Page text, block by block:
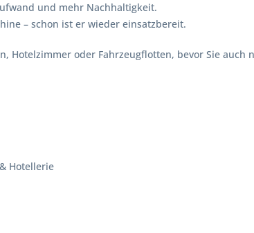
und mehr Nachhaltigkeit.
– schon ist er wieder einsatzbereit.
Hotelzimmer oder Fahrzeugflotten, bevor Sie auch
Hotellerie